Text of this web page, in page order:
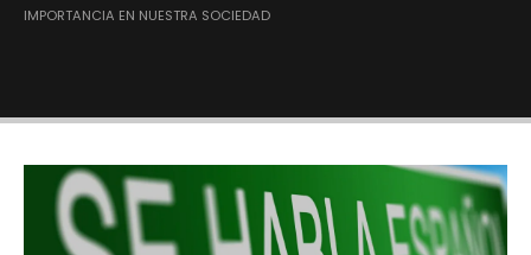
IMPORTANCIA EN NUESTRA SOCIEDAD